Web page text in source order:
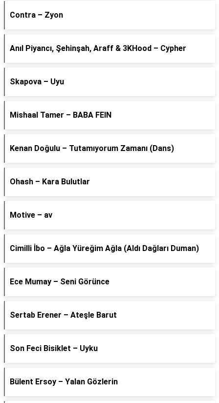
Contra – Zyon
Anıl Piyancı, Şehinşah, Araff & 3KHood – Cypher
Skapova – Uyu
Mishaal Tamer – BABA FEIN
Kenan Doğulu – Tutamıyorum Zamanı (Dans)
Ohash – Kara Bulutlar
Motive – av
Cimilli İbo – Ağla Yüreğim Ağla (Aldı Dağları Duman)
Ece Mumay – Seni Görünce
Sertab Erener – Ateşle Barut
Son Feci Bisiklet – Uyku
Bülent Ersoy – Yalan Gözlerin